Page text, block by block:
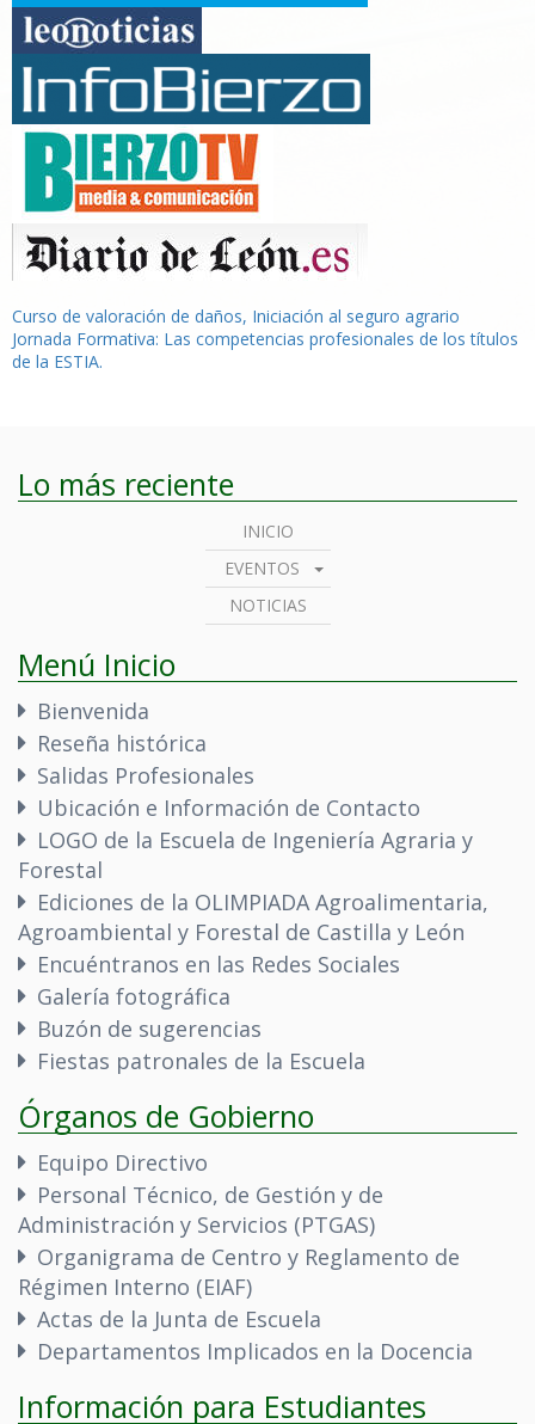
Navegación
de
Curso de valoración de daños, Iniciación al seguro agrario
Jornada Formativa: Las competencias profesionales de los títulos
de la ESTIA.
Lo más reciente
INICIO
EVENTOS
NOTICIAS
Menú Inicio
Bienvenida
Reseña histórica
Salidas Profesionales
Ubicación e Información de Contacto
LOGO de la Escuela de Ingeniería Agraria y
Forestal
Ediciones de la OLIMPIADA Agroalimentaria,
Agroambiental y Forestal de Castilla y León
Encuéntranos en las Redes Sociales
Galería fotográfica
Buzón de sugerencias
Fiestas patronales de la Escuela
Órganos de Gobierno
Equipo Directivo
Personal Técnico, de Gestión y de
Administración y Servicios (PTGAS)
Organigrama de Centro y Reglamento de
Régimen Interno (EIAF)
Actas de la Junta de Escuela
Departamentos Implicados en la Docencia
Información para Estudiantes